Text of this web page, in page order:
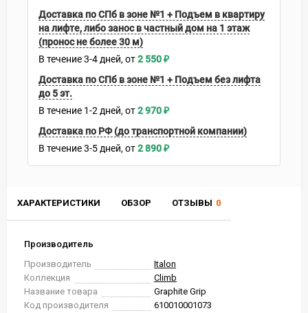
ХАРАКТЕРИСТИКИ ОБЗОР ОТЗЫВЫ 0
Производитель
Производитель
Italon
Коллекция
Climb
Название товара
Graphite Grip
Код производителя
610010001073
Доставка по СПб в зоне №1 + Подъем в квартиру
на лифте, либо занос в частный дом на 1 этаж
(пронос не более 30 м)
В течение3-4 дней 2 550₽
Доставка по СПб в зоне №1 + Подъем без лифта
до 5 эт.
В течение 1-2 дней 2 970₽
Доставка по РФ (до транспортной компании)
В течение3-5 дней 2 890₽